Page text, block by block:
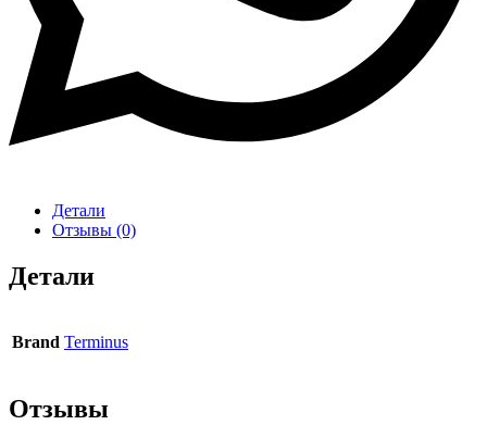
Детали
Отзывы (0)
Детали
Brand Terminus
Отзывы